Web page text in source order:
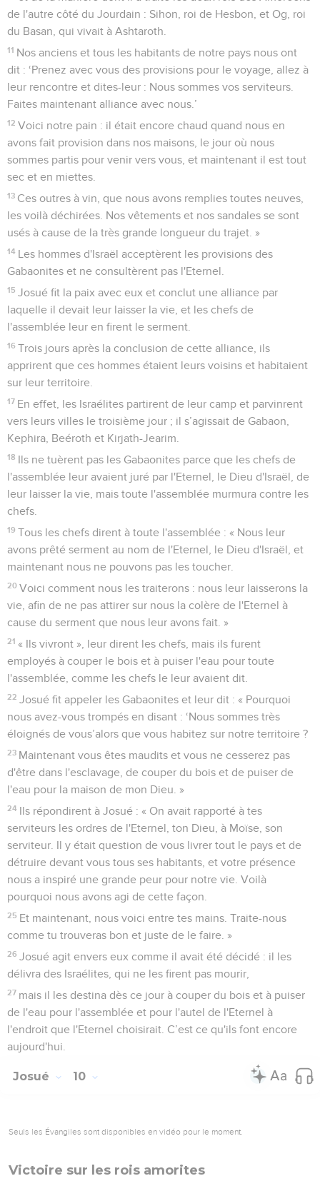
de l'autre côté du Jourdain : Sihon, roi de Hesbon, et Og, roi
du Basan, qui vivait à Ashtaroth.
11 Nos anciens et tous les habitants de notre pays nous ont
dit : ‘Prenez avec vous des provisions pour le voyage, allez à
leur rencontre et dites-leur : Nous sommes vos serviteurs.
Faites maintenant alliance avec nous.’
12 Voici notre pain : il était encore chaud quand nous en
avons fait provision dans nos maisons, le jour où nous
sommes partis pour venir vers vous, et maintenant il est tout
sec et en miettes.
13 Ces outres à vin, que nous avons remplies toutes neuves,
les voilà déchirées. Nos vêtements et nos sandales se sont
usés à cause de la très grande longueur du trajet. »
14 Les hommes d'Israël acceptèrent les provisions des
Gabaonites et ne consultèrent pas l'Eternel.
15 Josué fit la paix avec eux et conclut une alliance par
laquelle il devait leur laisser la vie, et les chefs de
l'assemblée leur en firent le serment.
16 Trois jours après la conclusion de cette alliance, ils
apprirent que ces hommes étaient leurs voisins et habitaient
sur leur territoire.
17 En effet, les Israélites partirent de leur camp et parvinrent
vers leurs villes le troisième jour ; il s’agissait de Gabaon,
Kephira, Beéroth et Kirjath-Jearim.
18 Ils ne tuèrent pas les Gabaonites parce que les chefs de
l'assemblée leur avaient juré par l'Eternel, le Dieu d'Israël, de
leur laisser la vie, mais toute l'assemblée murmura contre les
chefs.
19 Tous les chefs dirent à toute l'assemblée : « Nous leur
avons prêté serment au nom de l'Eternel, le Dieu d'Israël, et
maintenant nous ne pouvons pas les toucher.
20 Voici comment nous les traiterons : nous leur laisserons la
vie, afin de ne pas attirer sur nous la colère de l'Eternel à
cause du serment que nous leur avons fait. »
21 « Ils vivront », leur dirent les chefs, mais ils furent
employés à couper le bois et à puiser l'eau pour toute
l'assemblée, comme les chefs le leur avaient dit.
22 Josué fit appeler les Gabaonites et leur dit : « Pourquoi
nous avez-vous trompés en disant : ‘Nous sommes très
éloignés de vous’alors que vous habitez sur notre territoire ?
23 Maintenant vous êtes maudits et vous ne cesserez pas
d'être dans l'esclavage, de couper du bois et de puiser de
l'eau pour la maison de mon Dieu. »
24 Ils répondirent à Josué : « On avait rapporté à tes
serviteurs les ordres de l'Eternel, ton Dieu, à Moïse, son
serviteur. Il y était question de vous livrer tout le pays et de
détruire devant vous tous ses habitants, et votre présence
nous a inspiré une grande peur pour notre vie. Voilà
pourquoi nous avons agi de cette façon.
25 Et maintenant, nous voici entre tes mains. Traite-nous
comme tu trouveras bon et juste de le faire. »
26 Josué agit envers eux comme il avait été décidé : il les
délivra des Israélites, qui ne les firent pas mourir,
27 mais il les destina dès ce jour à couper du bois et à puiser
de l'eau pour l'assemblée et pour l'autel de l'Eternel à
l'endroit que l'Eternel choisirait. C’est ce qu'ils font encore
aujourd'hui.
Josué 10
Seuls les Évangiles sont disponibles en vidéo pour le moment.
Victoire sur les rois amorites